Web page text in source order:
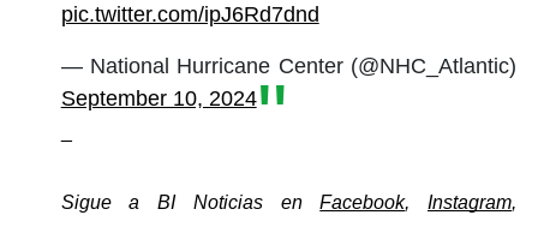
pic.twitter.com/ipJ6Rd7dnd
— National Hurricane Center (@NHC_Atlantic)
September 10, 2024
Sigue a BI Noticias en Facebook, Instagram,